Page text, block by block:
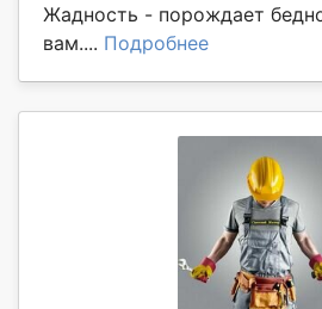
Жадность - порождает
вам.... Подробнее